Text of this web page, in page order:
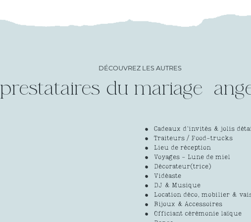
DÉCOUVREZ LES AUTRES
prestataires du mariage
Cadeaux d’invités & jolis
Traiteurs / Food-trucks
Lieu de réception
Voyages - Lune de miel
Décorateur(trice)
Vidéaste
DJ & Musique
Location déco, mobilier &
Bijoux & Accessoires
Officiant cérémonie laïque